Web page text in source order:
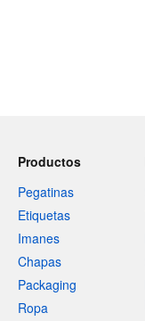
Productos
Pegatinas
Etiquetas
Imanes
Chapas
Packaging
Ropa